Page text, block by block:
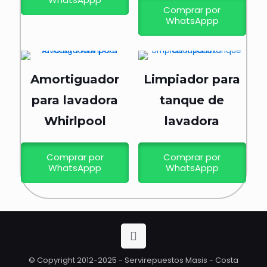
Comprar por
WhatsAppp
Amortiguador
para lavadora
Whirlpool
Comprar por
WhatsAppp
Limpiador para
tanque de
lavadora
Comprar por
WhatsAppp
© Copyright 2012-2025 - Servirepuestos Masis - Costa